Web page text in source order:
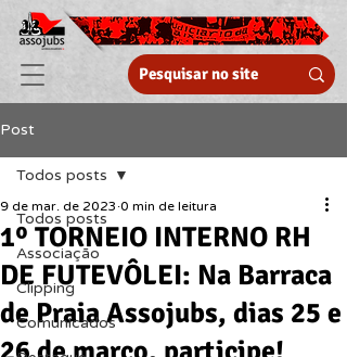
Post
Todos posts
Associação
Clipping
Comunicados
Todos posts
1º TORNEIO INTERNO RH
DE FUTEVÔLEI: Na Barraca
de Praia Assojubs, dias 25 e
9 de mar. de 2023 0 min de leitura